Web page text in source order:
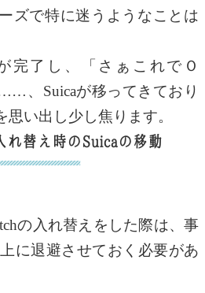
ズで特に迷うようなことは
完了し、「さぁこれでＯ
、Suicaが移ってきており
い出し少し焦ります。
替え時のSuicaの移動
の入れ替えをした際は、事
に退避させておく必要があ